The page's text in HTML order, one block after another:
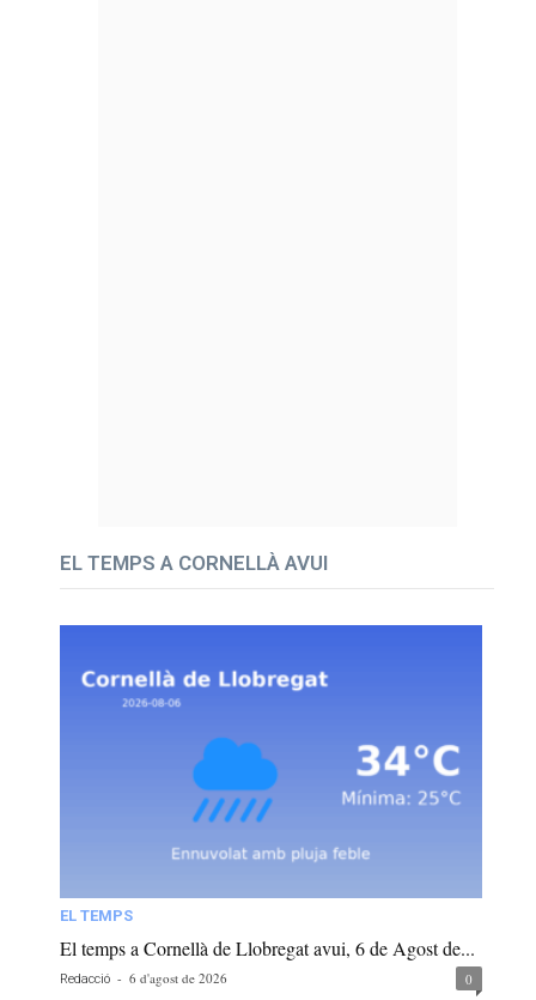
EL TEMPS A CORNELLÀ AVUI
EL TEMPS
El temps a Cornellà de Llobregat avui, 6 de Agost de...
Redacció - 6 d'agost de 2026 0